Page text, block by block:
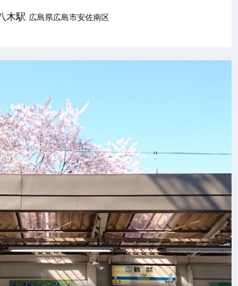
木駅 広島県広島市安佐南区